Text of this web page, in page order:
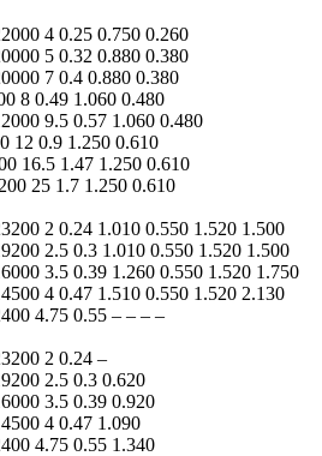
4 0.25 0.750 0.260
5 0.32 0.880 0.380
7 0.4 0.880 0.380
8 0.49 1.060 0.480
9.5 0.57 1.060 0.480
12 0.9 1.250 0.610
16.5 1.47 1.250 0.610
25 1.7 1.250 0.610
2 0.24 1.010 0.550 1.520 1.500
2.5 0.3 1.010 0.550 1.520 1.500
3.5 0.39 1.260 0.550 1.520 1.750
4 0.47 1.510 0.550 1.520 2.130
4.75 0.55 – – – –
2 0.24 –
2.5 0.3 0.620
3.5 0.39 0.920
4 0.47 1.090
4.75 0.55 1.340